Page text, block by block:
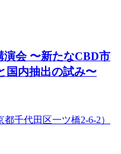
演会 〜新たなCBD市
国内抽出の試み〜
千代田区一ツ橋2-6-2）